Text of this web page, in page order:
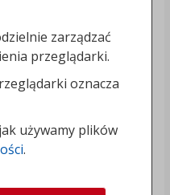
zarządzać
przeglądarki.
oznacza
używamy plików
.